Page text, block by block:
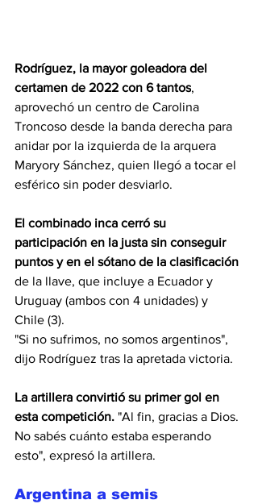
Rodríguez, la mayor goleadora del
certamen de 2022 con 6 tantos,
aprovechó un centro de Carolina
Troncoso desde la banda derecha para
anidar por la izquierda de la arquera
Maryory Sánchez, quien llegó a tocar el
esférico sin poder desviarlo.
El combinado inca cerró su
participación en la justa sin conseguir
puntos y en el sótano de la clasificación
de la llave, que incluye a Ecuador y
Uruguay (ambos con 4 unidades) y
Chile (3).
"Si no sufrimos, no somos argentinos",
dijo Rodríguez tras la apretada victoria.
La artillera convirtió su primer gol en
esta competición. "Al fin, gracias a Dios.
No sabés cuánto estaba esperando
esto", expresó la artillera.
Argentina a semis